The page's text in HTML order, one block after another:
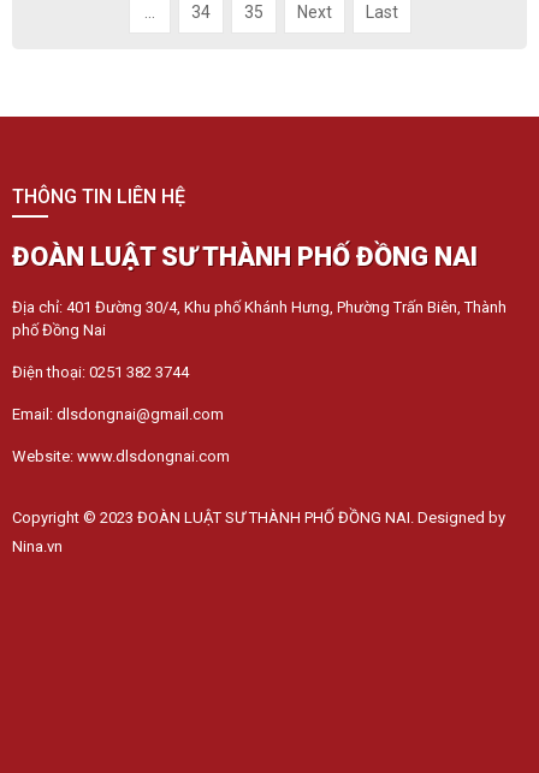
34 35 Next Last
THÔNG TIN LIÊN HỆ
ĐOÀN LUẬT SƯ THÀNH PHỐ ĐỒNG NAI
Địa chỉ: 401 Đường 30/4, Khu phố Khánh Hưng, Phường Trấn Biên, Thành
phố Đồng Nai
Điện thoại: 0251 382 3744
Email: dlsdongnai@gmail.com
Website: www.dlsdongnai.com
Copyright © 2023 ĐOÀN LUẬT SƯ THÀNH PHỐ ĐỒNG NAI. Designed by
Nina.vn